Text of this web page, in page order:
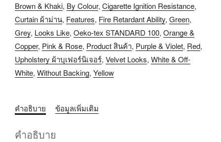
Brown & Khaki, By Colour, Cigarette Ignition Resistance,
Curtain ผ้าม่าน, Features, Fire Retardant Ability, Green,
Grey, Looks Like, Oeko-tex STANDARD 100, Orange &
Copper, Pink & Rose, Product สินค้า, Purple & Violet, Red,
Upholstery ผ้าบุเฟอร์นิเจอร์, Velvet Looks, White & Off-
White, Without Backing, Yellow
คำอธิบาย ข้อมูลเพิ่มเติม
คำอธิบาย